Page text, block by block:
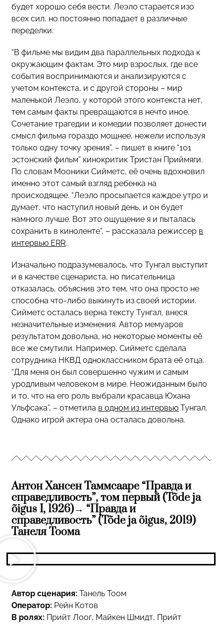
будет хорошо себя вести. Леэло старается изо
всех сил, но постоянно попадает в различные
переделки.
“В фильме мы видим два параллельных подхода к
окружающим фактам. Это мир взрослых, где все
события воспринимаются и анализируются с
учетом контекста, и с другой стороны – мир
маленькой Леэло, у которой этого контекста нет,
тем самым факты превращаются в нечто иное.
Сочетание трагедии и комедии позволяет донести
смысл фильма гораздо мощнее, нежели используя
только одну точку зрения”, – пишет в книге “101
эстонский фильм” кинокритик Тристан Приймяги.
По словам Мооники Сийметс, её очень вдохновил
именно этот самый взгляд ребенка на
происходящее. “Леэло просыпается каждое утро и
думает, что наступил новый день, и он будет
намного лучше. Вот это ощущение я и пыталась
сохранить в киноленте”, – рассказала режиссер в
интервью ERR.
Изначально подразумевалось, что Тунгал выступит
и в качестве сценариста, но писательница
отказалась, объяснив это тем, что она просто не
способна что-либо выкинуть из своей истории.
Сийметс осталась верна тексту Тунгал, внеся
незначительные изменения. Автор мемуаров
результатом довольна, но некоторые моменты её
все же смутили. Например, Сийметс сделала
сотрудника НКВД одноклассником брата её отца.
“Для меня он был совершенно чужим и самым
уродливым человеком в мире. Неожиданным было
и то, что на его роль выбрали красавца Юхана
Ульфсака”, – отметила в одном из интервью Тунгал.
Однако игрой актера она осталась довольна.
Антон Хансен Таммсааре “Правда и
справедливость”, том первый (Tõde ja
õigus I, 1926)→ “Правда и
справедливость” (Tõde ja õigus, 2019)
Танеля Тоома
Автор сценария: Танель Тоом
Оператор: Рейн Котов
В ролях: Прийт Лоог, Майкен Шмидт, Прийт